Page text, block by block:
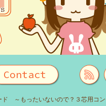
Contact
～もったいないので？３芯用コ